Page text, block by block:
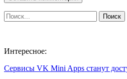
Интересное:
Сервисы VK Mini Apps станут